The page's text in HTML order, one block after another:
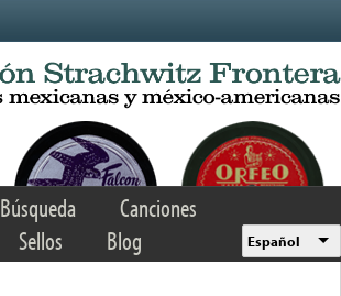
Búsqueda
Canciones
Sellos Blog Español